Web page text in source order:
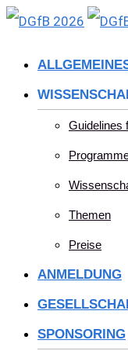
Skip
Guidelines
Themen
Preise
ANMELDUNG
SPONSORING